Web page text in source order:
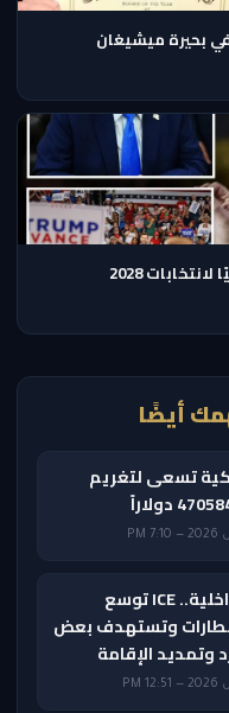
بحيرة ميشيغان
2028
أيضًا
تسعى لتغريم
حتى في الرحلات الداخلية.. ICE توسع
وتستهدف بعض
وتمديد الإقامة